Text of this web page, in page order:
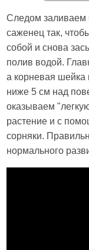
Следом заливаем
саженец так,
собой и снова
полив водой.
а корневая шейка
ниже 5 см над
оказываем
растение и с
сорняки.
нормального